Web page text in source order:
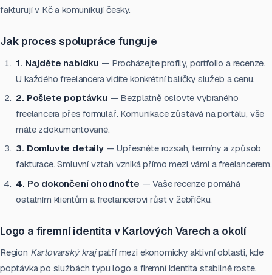
fakturují v Kč a komunikují česky.
Jak proces spolupráce funguje
1. Najděte nabídku — Procházejte profily, portfolio a recenze.
U každého freelancera vidíte konkrétní balíčky služeb a cenu.
2. Pošlete poptávku — Bezplatně oslovte vybraného
freelancera přes formulář. Komunikace zůstává na portálu, vše
máte zdokumentované.
3. Domluvte detaily— Upřesněte rozsah, termíny a způsob
fakturace. Smluvní vztah vzniká přímo mezi vámi a freelancerem.
4. Po dokončení ohodnoťte — Vaše recenze pomáhá
ostatním klientům a freelancerovi růst v žebříčku.
Logo a firemní identita v Karlových Varech a okolí
Region Karlovarský krajpatří mezi ekonomicky aktivní oblasti, kde
poptávka po službách typu logo a firemní identita stabilně roste.